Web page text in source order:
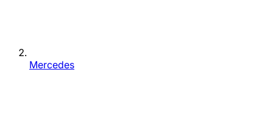
Mercedes